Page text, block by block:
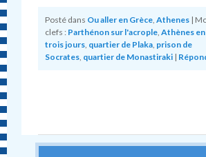
Posté dans Ou aller en Grèce,Athenes |
clefs : Parthénon sur l'acrople,Athènes en
trois jours, quartier de Plaka, prison de
Socrates, quartier de Monastiraki |